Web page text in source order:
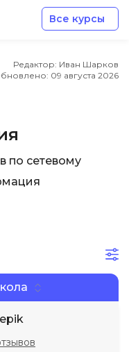
Все курсы
Редактор: Иван Шарков
09 августа 2026
по сетевому